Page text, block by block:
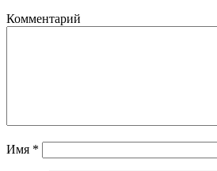
Комментарий
Имя *